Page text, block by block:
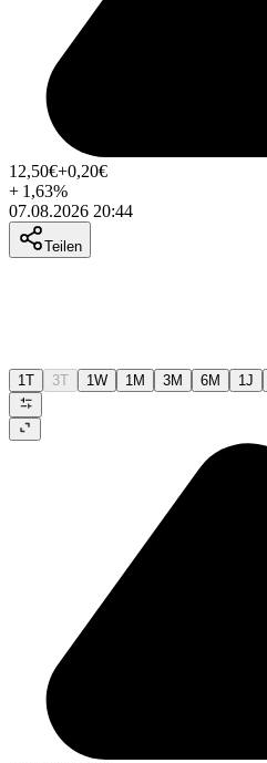
12,50€+0,20€
+ 1,63%
07.08.2026 20:44
Teilen
1T 3T 1W 1M 3M 6M 1J